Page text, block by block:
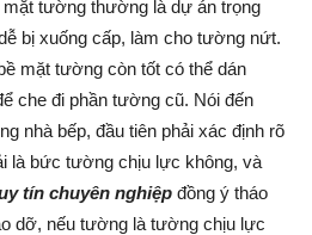
tường thường là dự án trọng
bị xuống cấp, làm cho tường nứt.
mặt tường còn tốt có thể dán
che đi phần tường cũ. Nói đến
nhà bếp, đầu tiên phải xác định rõ
là bức tường chịu lực không, và
tín chuyên nghiệp đồng ý tháo
dỡ, nếu tường là tường chịu lực